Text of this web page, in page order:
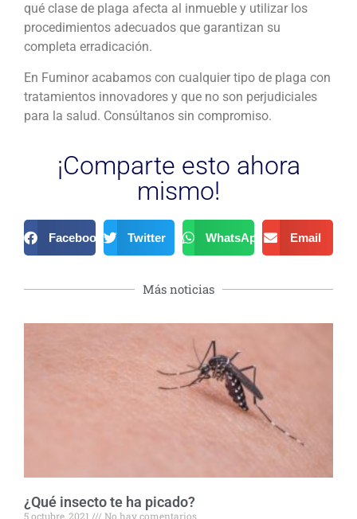
qué clase de plaga afecta al inmueble y utilizar los
procedimientos adecuados que garantizan su
completa erradicación.
En Fuminor acabamos con cualquier tipo de plaga con
tratamientos innovadores y que no son perjudiciales
para la salud. Consúltanos sin compromiso.
¡Comparte esto ahora
mismo!
Facebook Twitter WhatsApp Email
Más noticias
¿Qué insecto te ha picado?
5 octubre, 2021 No hay comentarios